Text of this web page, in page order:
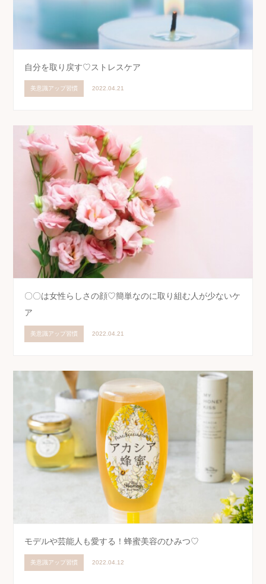
自分を取り戻す♡ストレスケア
美意識アップ習慣 2022.04.21
〇〇は女性らしさの顔♡簡単なのに取り組む人が少ないケ
ア
美意識アップ習慣 2022.04.21
モデルや芸能人も愛する！蜂蜜美容のひみつ♡
美意識アップ習慣 2022.04.12